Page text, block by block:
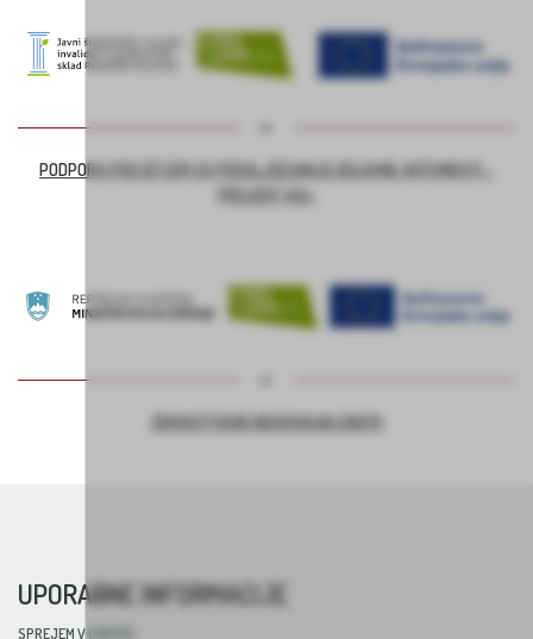
PODPORA PODJETJEM ZA PODALJŠEVANJE DELOVNE AKTIVNOSTI –
PROJEKT ASI+
ZDRAVSTVENO NEGOVALNA ENOTA
UPORABNE INFORMACIJE
SPREJEM V CENTER